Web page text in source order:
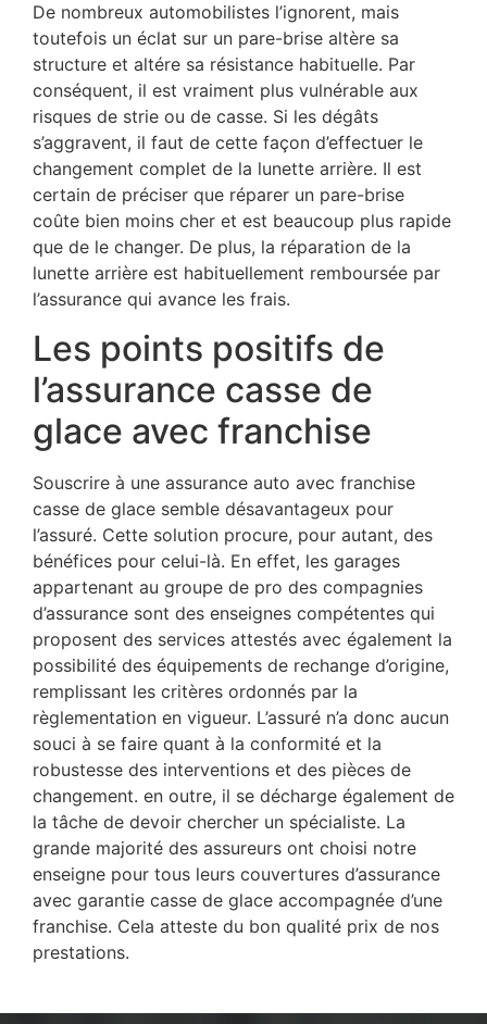
De nombreux automobilistes l’ignorent, mais
toutefois un éclat sur un pare-brise altère sa
structure et altére sa résistance habituelle. Par
conséquent, il est vraiment plus vulnérable aux
risques de strie ou de casse. Si les dégâts
s’aggravent, il faut de cette façon d’effectuer le
changement complet de la lunette arrière. Il est
certain de préciser que réparer un pare-brise
coûte bien moins cher et est beaucoup plus rapide
que de le changer. De plus, la réparation de la
lunette arrière est habituellement remboursée par
l’assurance qui avance les frais.
Les points positifs de
l’assurance casse de
glace avec franchise
Souscrire à une assurance auto avec franchise
casse de glace semble désavantageux pour
l’assuré. Cette solution procure, pour autant, des
bénéfices pour celui-là. En effet, les garages
appartenant au groupe de pro des compagnies
d’assurance sont des enseignes compétentes qui
proposent des services attestés avec également la
possibilité des équipements de rechange d’origine,
remplissant les critères ordonnés par la
règlementation en vigueur. L’assuré n’a donc aucun
souci à se faire quant à la conformité et la
robustesse des interventions et des pièces de
changement. en outre, il se décharge également de
la tâche de devoir chercher un spécialiste. La
grande majorité des assureurs ont choisi notre
enseigne pour tous leurs couvertures d’assurance
avec garantie casse de glace accompagnée d’une
franchise. Cela atteste du bon qualité prix de nos
prestations.